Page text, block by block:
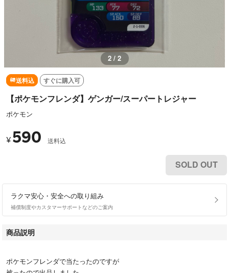
1 / 2
送料込 すぐに購入可
【ポケモンフレンダ】ゲンガー/スーパートレジャー
ポケモン
¥ 590 送料込
SOLD OUT
ラクマ安心・安全への取り組み
補償制度やカスタマーサポートなどのご案内
商品説明
ポケモンフレンダで当たったのですが